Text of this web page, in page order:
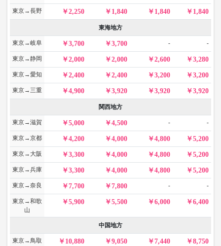
東京→長野 2,250 1,840 1,840 1,840
東海地方
東京→岐阜 3,700 3,700 - -
東京→静岡 2,000 2,000 2,600 3,280
東京→愛知 2,400 2,400 3,200 3,200
東京→三重 4,900 3,920 3,920 3,920
関西地方
東京→滋賀 5,000 4,500 - -
東京→京都 4,200 4,000 4,800 5,200
東京→大阪 3,300 4,000 4,800 5,200
東京→兵庫 3,300 4,000 4,800 5,200
東京→奈良 7,700 7,800 - -
東京→和歌
山
5,900 5,500 6,000 6,400
中国地方
東京→鳥取 10,880 9,050 7,440 8,750